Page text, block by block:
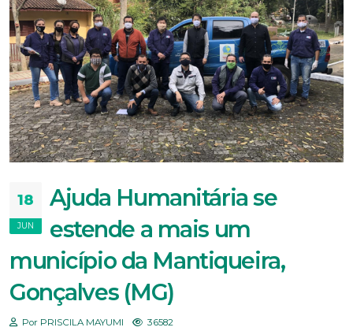
18
JUN
Ajuda Humanitária se
estende a mais um
município da Mantiqueira,
Gonçalves (MG)
Por PRISCILA MAYUMI 36582